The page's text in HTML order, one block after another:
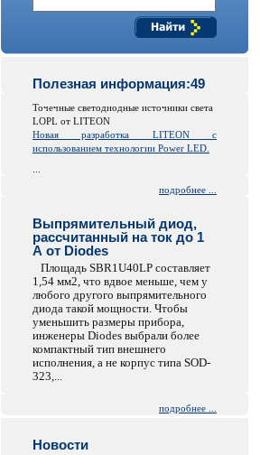
Полезная информация:49
Точечные светодиодные источники света
LOPL от LITEON
Новая разработка LITEON с
использованием технологии Power LED.
подробнее ...
Выпрямительный диод,
рассчитанный на ток до 1
А от Diodes
Площадь SBR1U40LP составляет
1,54 мм2, что вдвое меньше, чем у
любого другого выпрямительного
диода такой мощности. Чтобы
уменьшить размеры прибора,
инженеры Diodes выбрали более
компактный тип внешнего
исполнения, а не корпус типа SOD-
323,...
подробнее ...
Новости